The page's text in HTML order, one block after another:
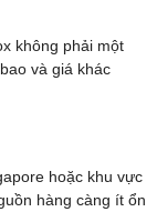
không phải một
và giá khác
hoặc khu vực
hàng càng ít ổn